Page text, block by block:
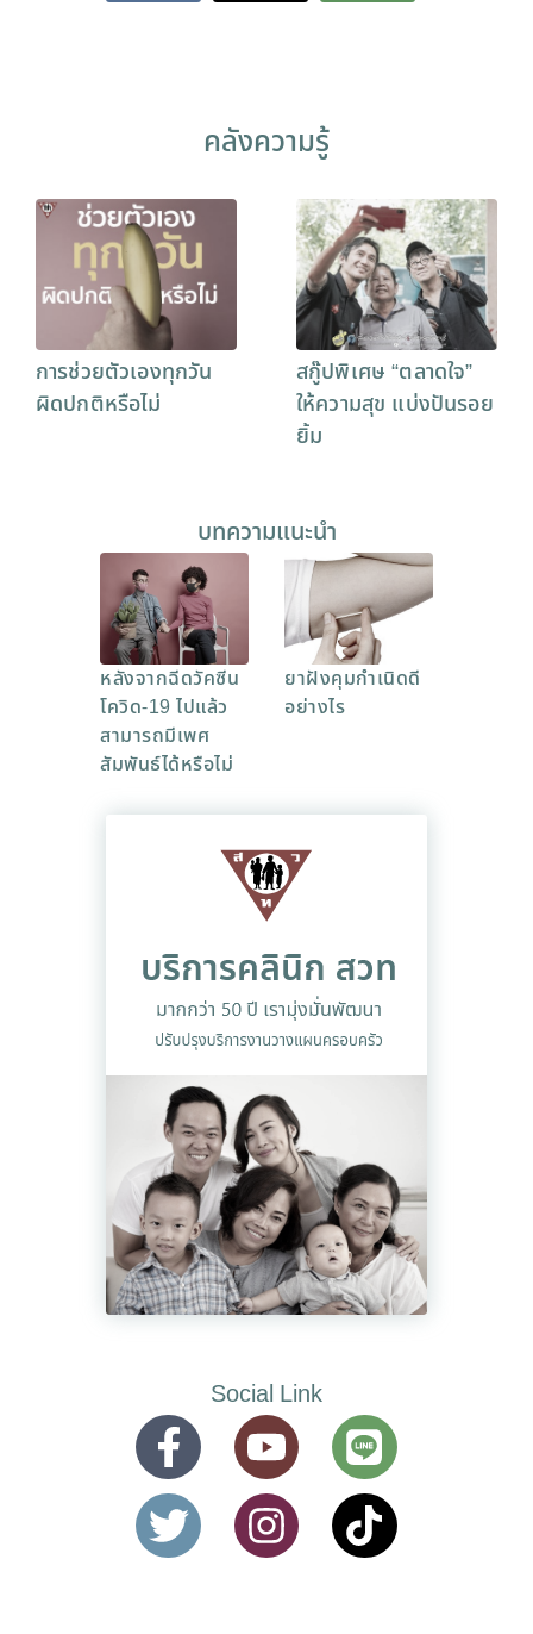
คลังความรู้
การช่วยตัวเองทุกวัน
ผิดปกติหรือไม่
สกู๊ปพิเศษ “ตลาดใจ”
ให้ความสุข แบ่งปันรอย
ยิ้ม
บทความแนะนำ
หลังจากฉีดวัคซีน
โควิด-19 ไปแล้ว
สามารถมีเพศ
สัมพันธ์ได้หรือไม่
ยาฝังคุมกำเนิดดี
อย่างไร
Social Link